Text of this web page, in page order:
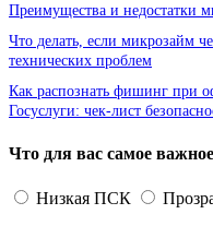
Преимущества и недостатки
Что делать, если микрозайм
технических проблем
Как распознать фишинг при
Госуслуги: чек-лист
Что для вас самое
Низкая ПСК